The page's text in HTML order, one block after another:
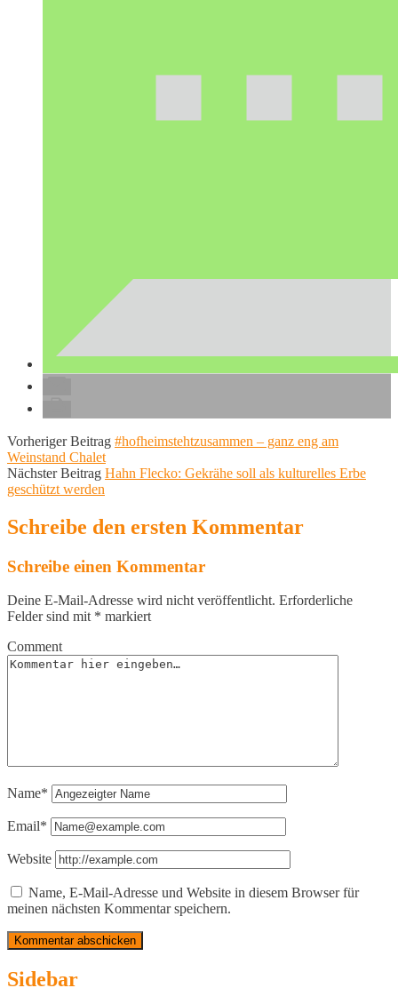
Vorheriger Beitrag #hofheimstehtzusammen – ganz eng am
Weinstand Chalet
Nächster Beitrag Hahn Flecko: Gekrähe soll als kulturelles Erbe
geschützt werden
Schreibe den ersten Kommentar
Schreibe einen Kommentar
Deine E-Mail-Adresse wird nicht veröffentlicht. Erforderliche
Felder sind mit * markiert
Comment
Name*
Email*
Website
Name, E-Mail-Adresse und Website in diesem Browser für
meinen nächsten Kommentar speichern.
Sidebar